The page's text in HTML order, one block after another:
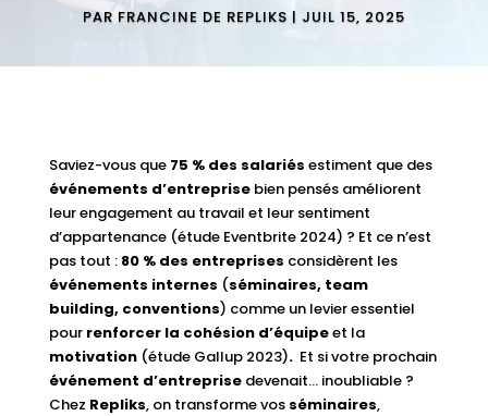
PAR FRANCINE DE REPLIKS | JUIL 15, 2025
Saviez-vous que 75 % des salariés estiment que des
événements d’entreprisebien pensés améliorent
leur engagement au travail et leur sentiment
d’appartenance (étude Eventbrite 2024) ? Et ce n’est
pas tout : 80 % des entreprises considèrent les
événements internes (séminaires, team
building, conventions) comme un levier essentiel
pourrenforcer la cohésion d’équipeet la
motivation (étude Gallup 2023). Et si votre prochain
événement d’entreprisedevenait… inoubliable ?
Chez Repliks, on transforme vos séminaires,